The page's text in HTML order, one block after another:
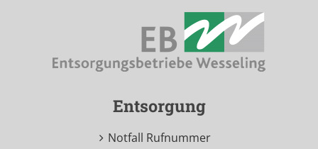
Entsorgung
Notfall Rufnummer